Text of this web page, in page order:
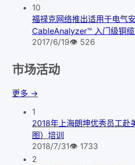
10
福禄克网络推出适用于电气
CableAnalyzer™ 入门级铜
2017/6/19👁 526
市场活动
更多 →
1
2018年上海朗坤优秀员工赴
图）培训
2018/7/31👁 1733
2